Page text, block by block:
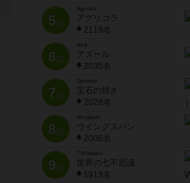
5位
Agricola
アグリコラ
2119名
6位
Azul
アズール
2035名
7位
宝石の煌き
2028名
8位
Wingspan
ウイングスパン
2006名
9位
7 Wonders
世界の七不思議
1919名